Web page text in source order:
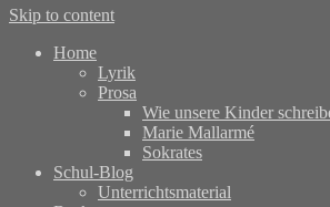
Skip to content
Home
Lyrik
Prosa
Wie unsere Kinder
Marie Mallarmé
Sokrates
Schul-Blog
Unterrichtsmaterial